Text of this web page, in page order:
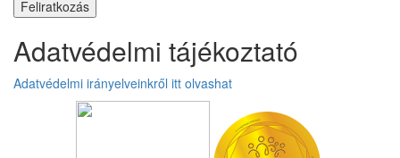
Adatvédelmi tájékoztató
Adatvédelmi irányelveinkről itt olvashat